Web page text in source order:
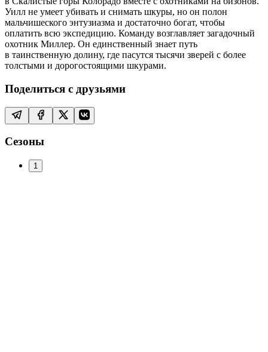
Уилл не умеет убивать и снимать шкуры, но он полон
мальчишеского энтузиазма и достаточно богат, чтобы
оплатить всю экспедицию. Команду возглавляет загадочный
охотник Миллер. Он единственный знает путь
в таинственную долину, где пасутся тысячи зверей с более
толстыми и дорогостоящими шкурами.
Поделиться с друзьями
Сезоны
1